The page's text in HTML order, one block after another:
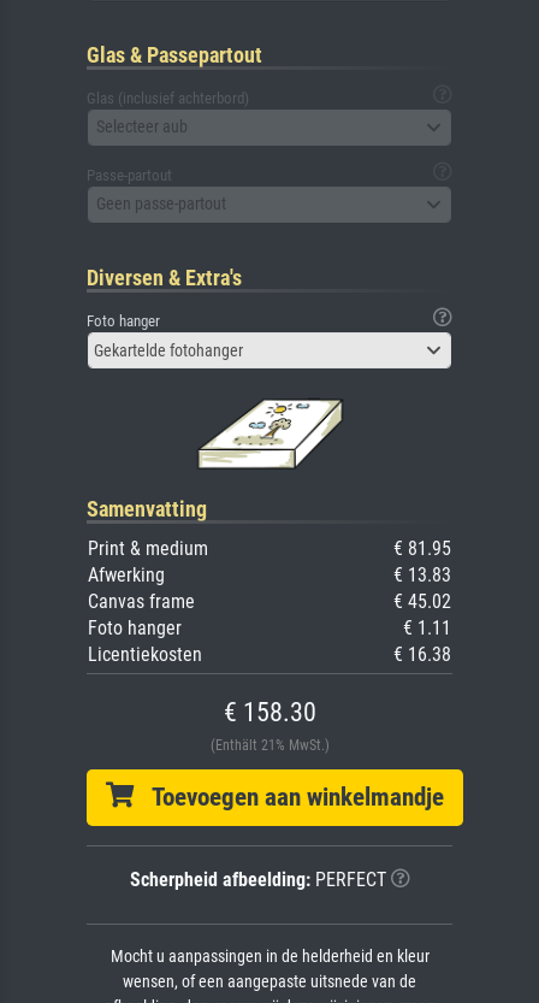
Glas & Passepartout
Glas (inclusief achterbord)
Selecteer aub
Passe-partout
Geen passe-partout
Diversen & Extra's
Foto hanger
Gekartelde fotohanger
Samenvatting
Print & medium
€ 81.95
Afwerking
€ 13.83
Canvas frame
€ 45.02
Foto hanger
€ 1.11
Licentiekosten
€ 16.38
€ 158.30
(Enthält 21% MwSt.)
Toevoegen aan winkelmandje
Scherpheid afbeelding:PERFECT
Mocht u aanpassingen in de helderheid en kleur
wensen, of een aangepaste uitsnede van de